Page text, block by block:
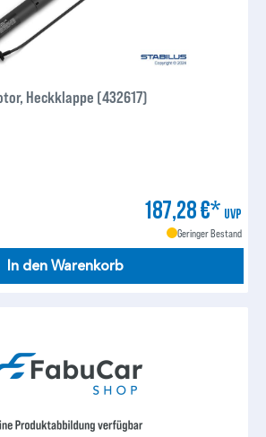
Heckklappe (432617)
187,28 €* UVP
Geringer Bestand
In den Warenkorb